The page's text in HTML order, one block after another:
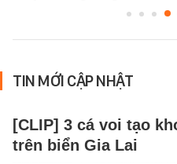
TIN MỚI CẬP NHẬT
[CLIP] 3 cá voi tạo
trên biển Gia Lai